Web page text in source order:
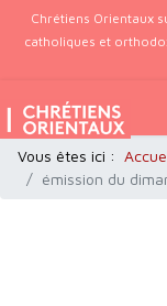
Chrétiens Orientaux
catholiques et
Vous êtes ici :
émission du